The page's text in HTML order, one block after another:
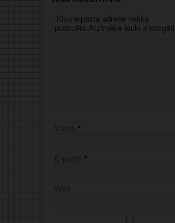
Jūsu e-pasta adrese netiks
publicēta.Atzīmētie lauki ir obligāti
*
*